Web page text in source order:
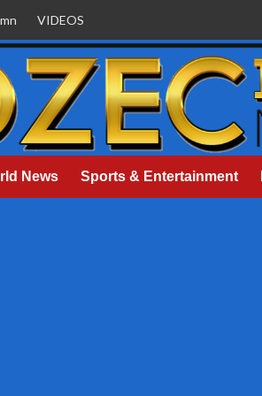
VIDEOS
News Sports & Entertainment